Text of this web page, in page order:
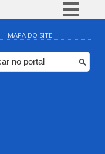
Simplifique!
Comunica BR
Participe
MAPA DO SITE